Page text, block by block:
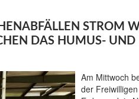
STROM
DAS HUMUS-
Am Mittwoch
der